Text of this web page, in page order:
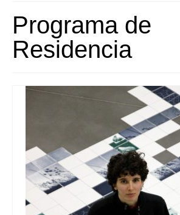
Programa de residencia
CRUCERO
Quedate con nosotras
Idioma:
Programa de
Residencia